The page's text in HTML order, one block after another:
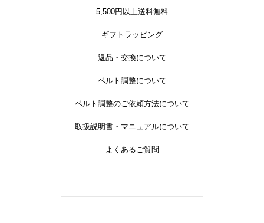
5,500円以上送料無料
ギフトラッピング
返品・交換について
ベルト調整について
ベルト調整のご依頼方法について
取扱説明書・マニュアルについて
よくあるご質問